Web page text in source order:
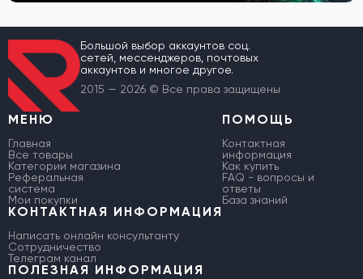
Большой выбор аккаунтов соц.
сетей, мессенджеров, почтовых
аккаунтов и многое другое.
2015 — 2026 © Все права защищены
МЕНЮ
Главная
Все товары
Категории магазина
Реферальная
система
Мои покупки
ПОМОЩЬ
Контактная
информация
Как купить
FAQ - вопросы и
ответы
База знаний
КОНТАКТНАЯ ИНФОРМАЦИЯ
Написать онлайн консультанту
Сотрудничество
Телеграм канал
ПОЛЕЗНАЯ ИНФОРМАЦИЯ